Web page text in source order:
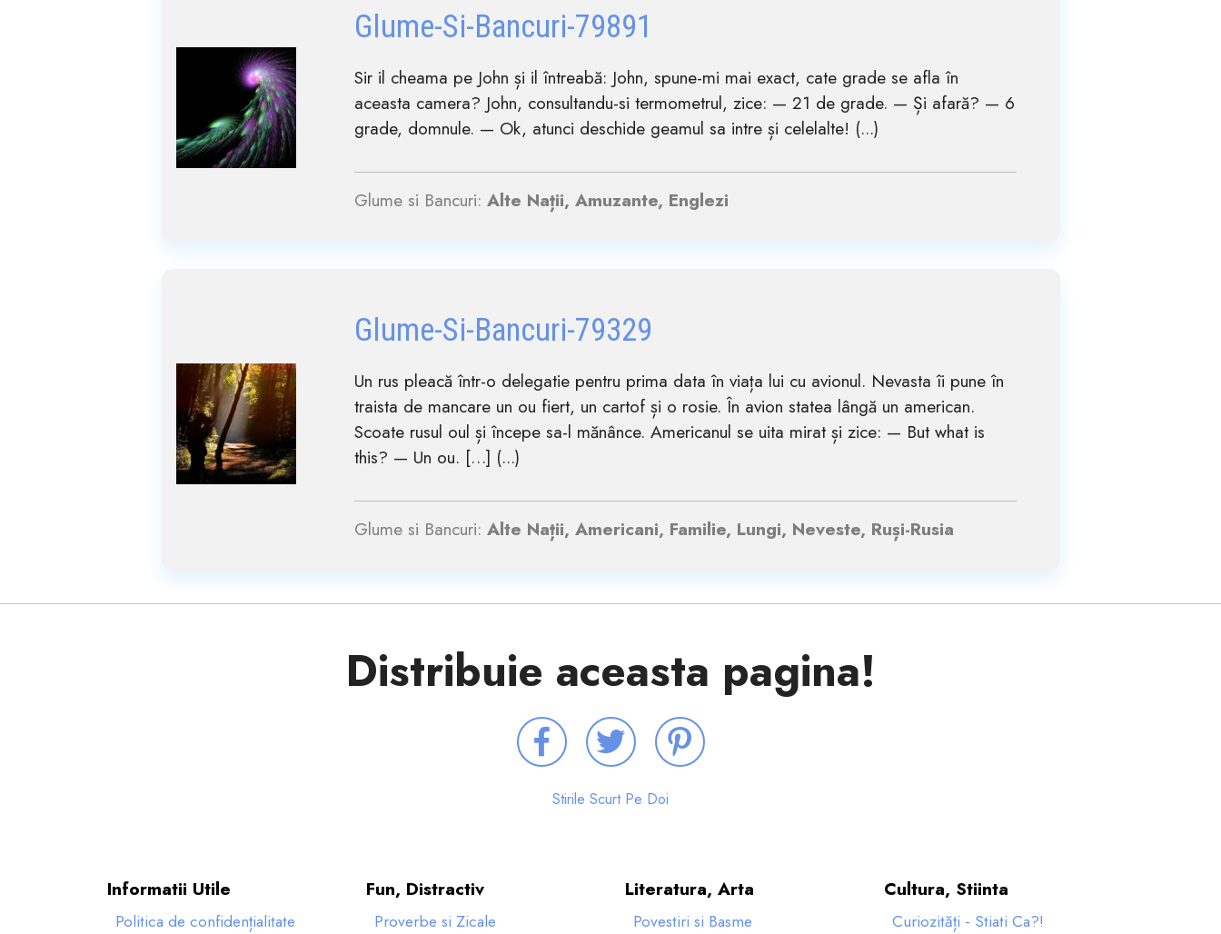
Glume-Si-Bancuri-79891
Sir il cheama pe John și il întreabă: John, spune-mi mai exact, cate grade se afla în
aceasta camera? John, consultandu-si termometrul, zice: — 21 de grade. — Și afară? — 6
grade, domnule. — Ok, atunci deschide geamul sa intre și celelalte! (...)
Glume si Bancuri:Alte Nații, Amuzante, Englezi
Glume-Si-Bancuri-79329
Un rus pleacă într-o delegatie pentru prima data în viața lui cu avionul. Nevasta îi pune în
traista de mancare un ou fiert, un cartof și o rosie. În avion statea lângă un american.
Scoate rusul oul și începe sa-l mănânce. Americanul se uita mirat și zice: — But what is
this? — Un ou. […] (...)
Glume si Bancuri:Alte Nații, Americani, Familie, Lungi, Neveste, Ruși-Rusia
Distribuie aceasta pagina!
Stirile Scurt Pe Doi
Informatii Utile
Politica de confidențialitate
Fun, Distractiv
Proverbe si Zicale
Literatura, Arta
Povestiri si Basme
Cultura, Stiinta
Curiozități - Stiati Ca?!